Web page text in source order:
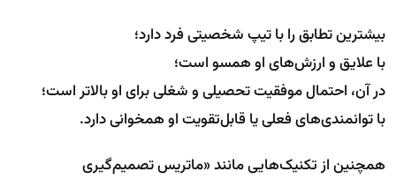
بیشترین تطابق را با تیپ شخصیتی فرد دارد؛
با علایق و ارزش‌های او همسو است؛
در آن، احتمال موفقیت تحصیلی و شغلی برای او بالاتر است؛
با توانمندی‌های فعلی یا قابل‌تقویت او همخوانی دارد.
همچنین از تکنیک‌هایی مانند «ماتریس تصمیم‌گیری